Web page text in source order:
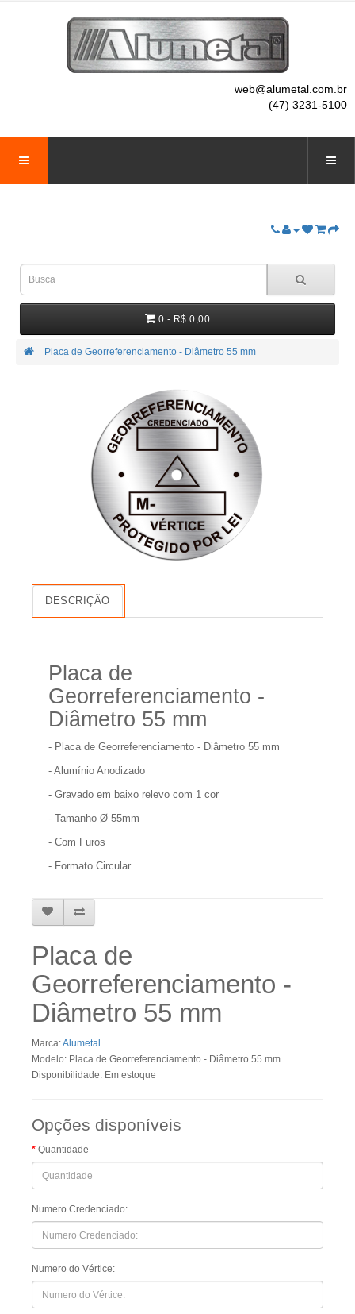
web@alumetal.com.br
(47) 3231-5100
0 - R$ 0,00
Placa de Georreferenciamento - Diâmetro 55 mm
DESCRIÇÃO
Placa de
Georreferenciamento -
Diâmetro 55 mm
- Placa de Georreferenciamento - Diâmetro 55 mm
- Alumínio Anodizado
- Gravado em baixo relevo com 1 cor
- Tamanho Ø 55mm
- Com Furos
- Formato Circular
Placa de
Georreferenciamento -
Diâmetro 55 mm
Marca:Alumetal
Modelo: Placa de Georreferenciamento - Diâmetro 55 mm
Disponibilidade: Em estoque
Opções disponíveis
Quantidade
Numero Credenciado:
Numero do Vértice: